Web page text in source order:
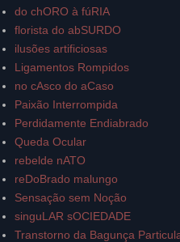
do chORO à fúRIA
florista do abSURDO
ilusões artificiosas
Ligamentos Rompidos
no cAsco do aCaso
Paixão Interrompida
Perdidamente Endiabrado
Queda Ocular
rebelde nATO
reDoBrado malungo
Sensação sem Noção
singuLAR sOCIEDADE
Transtorno da Bagunça